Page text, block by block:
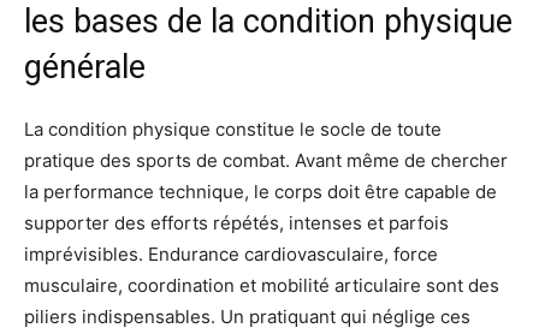
les bases de la condition physique
générale
La condition physique constitue le socle de toute
pratique des sports de combat. Avant même de chercher
la performance technique, le corps doit être capable de
supporter des efforts répétés, intenses et parfois
imprévisibles. Endurance cardiovasculaire, force
musculaire, coordination et mobilité articulaire sont des
piliers indispensables. Un pratiquant qui néglige ces